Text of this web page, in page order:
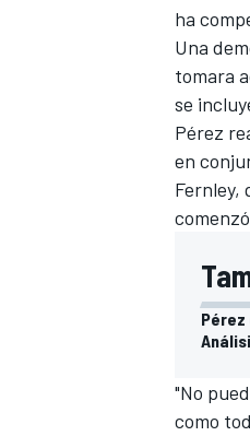
FÓRMULA
WRC
ha
Una
tomara
se
Pérez
en
Fernley,
Pérez
"No
como